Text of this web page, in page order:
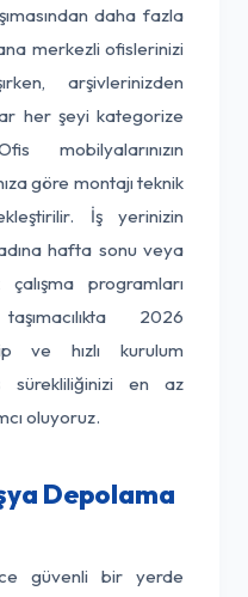
daha fazla
merkezli ofislerinizi
arşivlerinizden
her şeyi kategorize
mobilyalarınızın
göre montajı teknik
İş yerinizin
hafta sonu veya
programları
2026
ve hızlı kurulum
sürekliliğinizi en az
oluyoruz.
Depolama
güvenli bir yerde